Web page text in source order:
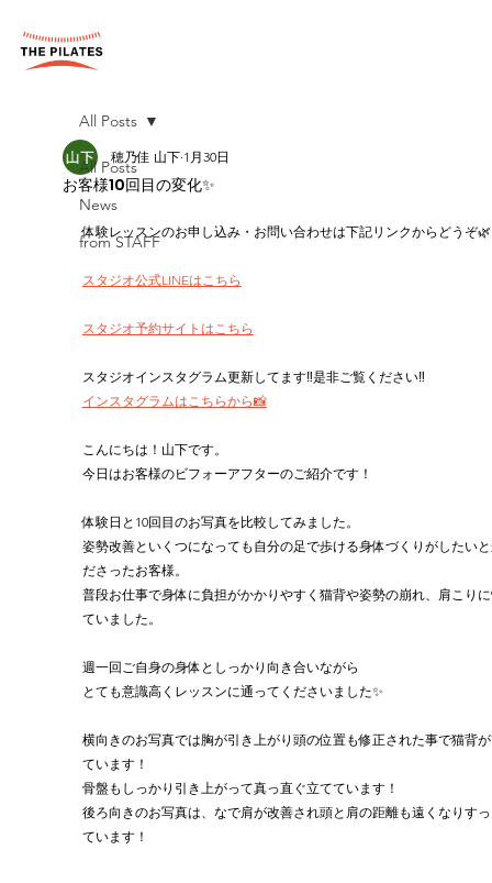
All Posts
News
from STAFF
All Posts
お客様10回目の変化✨
穂乃佳 山下 1月30日
体験レッスンのお申し込み・お問い合わせは下記リンクからどうぞ🌿
スタジオ公式LINEはこちら
スタジオ予約サイトはこちら
スタジオインスタグラム更新してます‼︎是非ご覧ください‼︎
インスタグラムはこちらから📸
こんにちは！山下です。
今日はお客様のビフォーアフターのご紹介です！
体験日と10回目のお写真を比較してみました。
姿勢改善といくつになっても自分の足で歩ける身体づくりがしたい
ださったお客様。
普段お仕事で身体に負担がかかりやすく猫背や姿勢の崩れ、肩こり
ていました。
週一回ご自身の身体としっかり向き合いながら
とても意識高くレッスンに通ってくださいました✨
横向きのお写真では胸が引き上がり頭の位置も修正された事で猫背
ています！
骨盤もしっかり引き上がって真っ直ぐ立てています！
後ろ向きのお写真は、なで肩が改善され頭と肩の距離も遠くなりす
ています！